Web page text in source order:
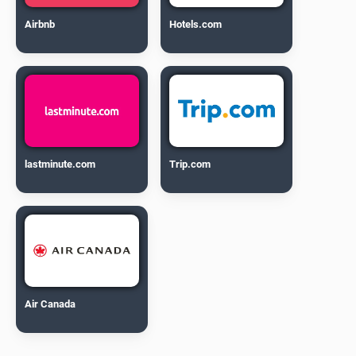
Airbnb Hotels.com
lastminute.com Trip.com
Air Canada